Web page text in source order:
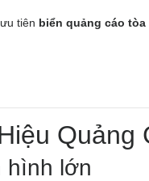
tiên biển quảng cáo tòa
Quảng
hình lớn